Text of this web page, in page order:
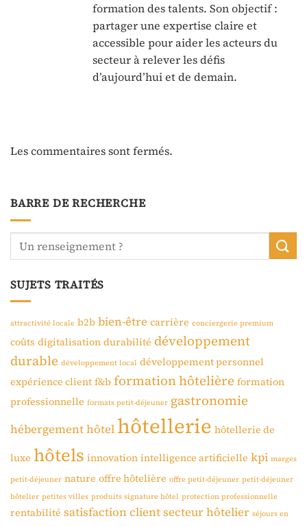
formation des talents. Son objectif :
partager une expertise claire et
accessible pour aider les acteurs du
secteur à relever les défis
d’aujourd’hui et de demain.
Les commentaires sont fermés.
BARRE DE RECHERCHE
SUJETS TRAITÉS
attractivité locale b2b bien-être carrière conciergerie premium
coûts digitalisation durabilité développement
durable développement local développement personnel
expérience client f&b formation hôtelière formation
professionnelle formats petit-déjeuner gastronomie
hébergementhôtel hôtellerie hôtellerie de
luxe hôtels innovation intelligence artificielle kpi marges
petit-déjeuner nature offre hôtelière offre petit-déjeuner petit-déjeuner
hôtelier petites villes produits signature hôtel protection professionnelle
rentabilité satisfaction clientsecteur hôtelier séjours en